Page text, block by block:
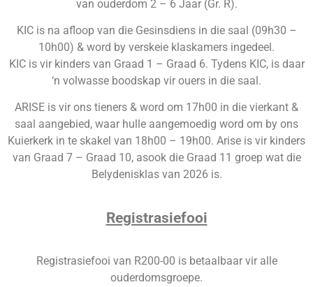
van ouderdom 2 – 6 Jaar (Gr. R).
KIC is na afloop van die Gesinsdiens in die saal (09h30 –
10h00) & word by verskeie klaskamers ingedeel.
KIC is vir kinders van Graad 1 – Graad 6. Tydens KIC, is daar
‘n volwasse boodskap vir ouers in die saal.
ARISE is vir ons tieners & word om 17h00 in die vierkant &
saal aangebied, waar hulle aangemoedig word om by ons
Kuierkerk in te skakel van 18h00 – 19h00. Arise is vir kinders
van Graad 7 – Graad 10, asook die Graad 11 groep wat die
Belydenisklas van 2026 is.
Registrasiefooi
Registrasiefooi van R200-00 is betaalbaar vir alle
ouderdomsgroepe.